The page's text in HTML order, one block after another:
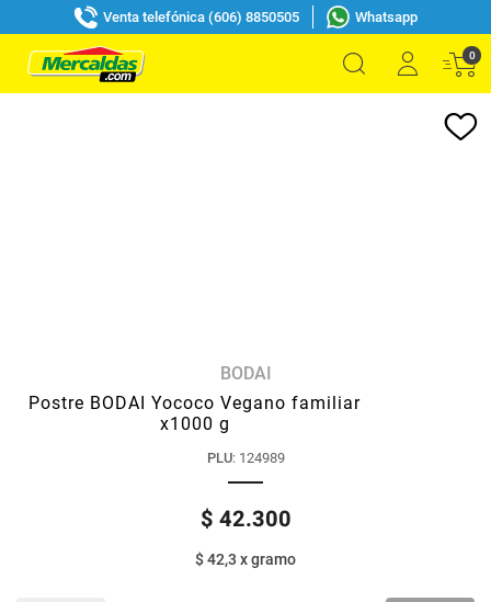
Venta telefónica (606) 8850505 Whatsapp
0
BODAI
Postre BODAI Yococo Vegano familiar
x1000 g
PLU: 124989
$ 42.300
$ 42,3 xgramo